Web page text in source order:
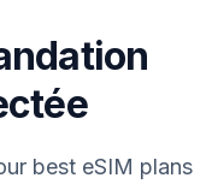
best eSIM plans